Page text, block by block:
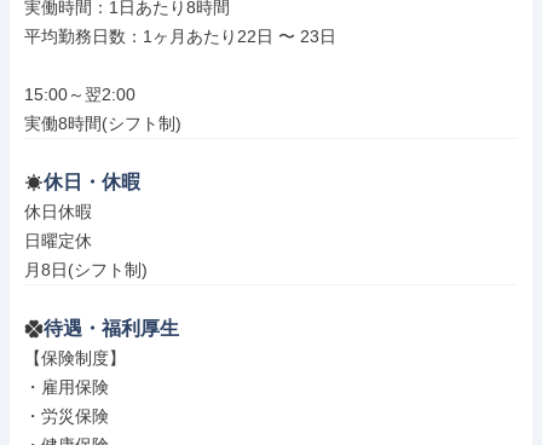
実働時間：1日あたり8時間
平均勤務日数：1ヶ月あたり22日 〜 23日
15:00～翌2:00
実働8時間(シフト制)
休日・休暇
休日休暇
日曜定休
月8日(シフト制)
待遇・福利厚生
【保険制度】
・雇用保険
・労災保険